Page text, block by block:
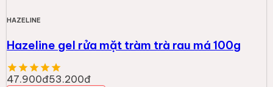
HAZELINE
Hazeline gel rửa mặt tràm trà rau má 100g
47.900đ53.200đ